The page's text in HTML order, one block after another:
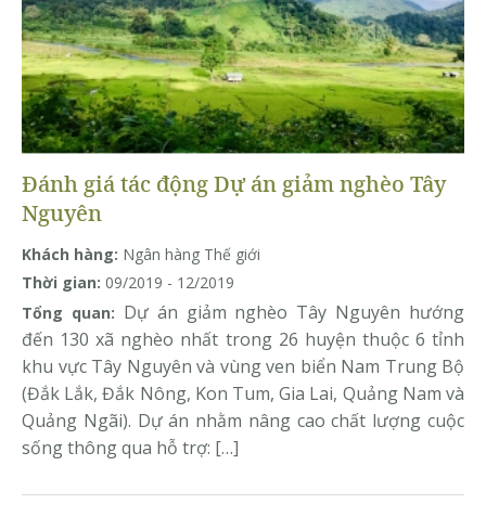
Đánh giá tác động Dự án giảm nghèo Tây
Nguyên
Khách hàng: Ngân hàng Thế giới
Thời gian: 09/2019 - 12/2019
Tổng quan: Dự án giảm nghèo Tây Nguyên hướng
đến 130 xã nghèo nhất trong 26 huyện thuộc 6 tỉnh
khu vực Tây Nguyên và vùng ven biển Nam Trung Bộ
(Đắk Lắk, Đắk Nông, Kon Tum, Gia Lai, Quảng Nam và
Quảng Ngãi). Dự án nhằm nâng cao chất lượng cuộc
sống thông qua hỗ trợ: […]